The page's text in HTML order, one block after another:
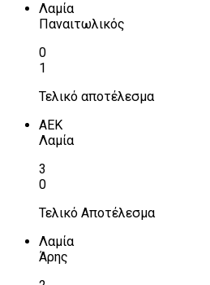
Λαμία
Παναιτωλικός
0
1
Τελικό αποτέλεσμα
ΑΕΚ
Λαμία
3
0
Τελικό Αποτέλεσμα
Λαμία
Άρης